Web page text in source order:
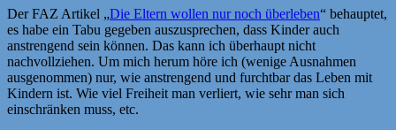
Der FAZ Artikel „Die Eltern wollen nur noch überleben“ behauptet,
es habe ein Tabu gegeben auszusprechen, dass Kinder auch
anstrengend sein können. Das kann ich überhaupt nicht
nachvollziehen. Um mich herum höre ich (wenige Ausnahmen
ausgenommen) nur, wie anstrengend und furchtbar das Leben mit
Kindern ist. Wie viel Freiheit man verliert, wie sehr man sich
einschränken muss, etc.